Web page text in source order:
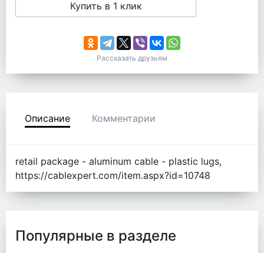
Купить в 1 клик
Рассказать друзьям
Описание Комментарии
retail package - aluminum cable - plastic lugs,
https://cablexpert.com/item.aspx?id=10748
Популярные в разделе